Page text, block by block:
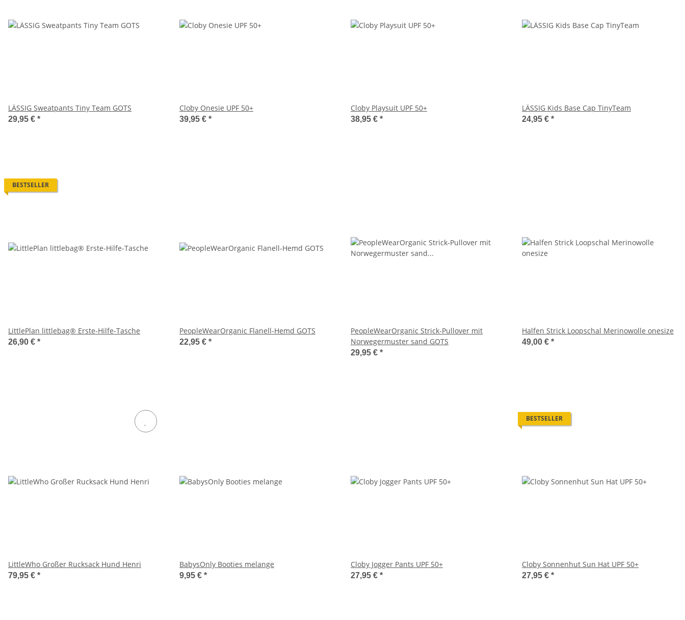
LÄSSIG Sweatpants Tiny Team GOTS
29,95 € *
Cloby Onesie UPF 50+
39,95 € *
Cloby Playsuit UPF 50+
38,95 € *
LÄSSIG Kids Base Cap TinyTeam
24,95 € *
BESTSELLER
LittlePlan littlebag® Erste-Hilfe-Tasche
26,90 € *
PeopleWearOrganic Flanell-Hemd GOTS
22,95 € *
PeopleWearOrganic Strick-Pullover mit
Norwegermuster sand GOTS
29,95 € *
Halfen Strick Loopschal Merinowolle onesize
49,00 € *
LittleWho Großer Rucksack Hund Henri
79,95 € *
BabysOnly Booties melange
9,95 € *
Cloby Jogger Pants UPF 50+
27,95 € *
BESTSELLER
Cloby Sonnenhut Sun Hat UPF 50+
27,95 € *